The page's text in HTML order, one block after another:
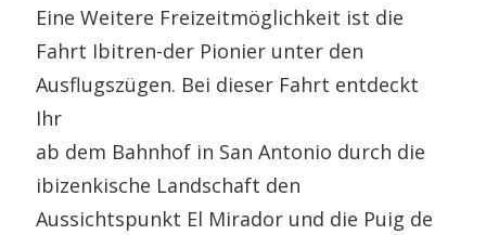
Eine Weitere Freizeitmöglichkeit ist die
Fahrt Ibitren-der Pionier unter den
Ausflugszügen. Bei dieser Fahrt entdeckt
Ihr
ab dem Bahnhof in San Antonio durch die
ibizenkische Landschaft den
Aussichtspunkt El Mirador und die Puig de